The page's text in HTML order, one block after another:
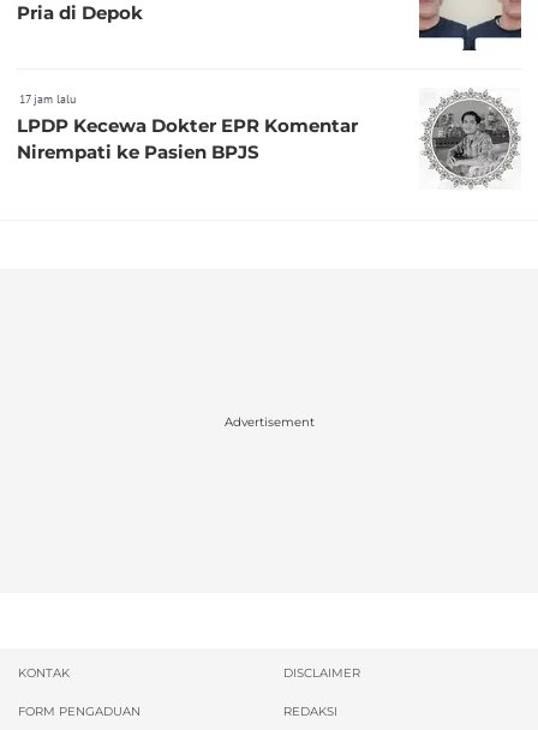
Pria di Depok
17 jam lalu
LPDP Kecewa Dokter EPR Komentar
Nirempati ke Pasien BPJS
Advertisement
KONTAK DISCLAIMER
FORM PENGADUAN REDAKSI